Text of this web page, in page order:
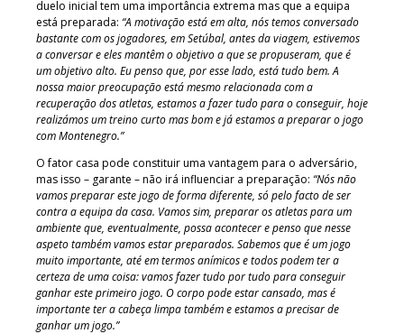
duelo inicial tem uma importância extrema mas que a equipa
está preparada: “A motivação está em alta, nós temos conversado
bastante com os jogadores, em Setúbal, antes da viagem, estivemos
a conversar e eles mantêm o objetivo a que se propuseram, que é
um objetivo alto. Eu penso que, por esse lado, está tudo bem. A
nossa maior preocupação está mesmo relacionada com a
recuperação dos atletas, estamos a fazer tudo para o conseguir, hoje
realizámos um treino curto mas bom e já estamos a preparar o jogo
com Montenegro.”
O fator casa pode constituir uma vantagem para o adversário,
mas isso – garante – não irá influenciar a preparação: “Nós não
vamos preparar este jogo de forma diferente, só pelo facto de ser
contra a equipa da casa. Vamos sim, preparar os atletas para um
ambiente que, eventualmente, possa acontecer e penso que nesse
aspeto também vamos estar preparados. Sabemos que é um jogo
muito importante, até em termos anímicos e todos podem ter a
certeza de uma coisa: vamos fazer tudo por tudo para conseguir
ganhar este primeiro jogo. O corpo pode estar cansado, mas é
importante ter a cabeça limpa também e estamos a precisar de
ganhar um jogo.”